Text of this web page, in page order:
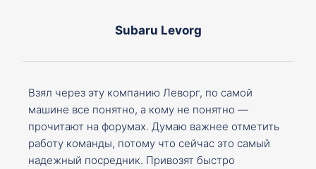
Subaru Levorg
Взял через эту компанию Леворг, по самой
машине все понятно, а кому не понятно —
прочитают на форумах. Думаю важнее отметить
работу команды, потому что сейчас это самый
надежный посредник. Привозят быстро